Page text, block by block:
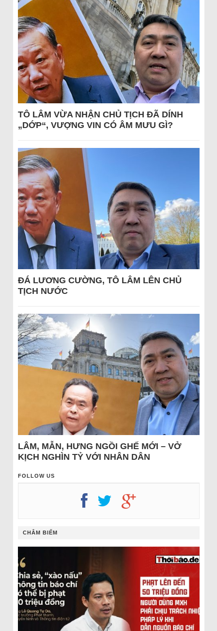
TÔ LÂM VỪA NHẬN CHỦ TỊCH ĐÃ DÍNH
„DỚP“, VƯỢNG VIN CÓ ÂM MƯU GÌ?
ĐÁ LƯƠNG CƯỜNG, TÔ LÂM LÊN CHỦ
TỊCH NƯỚC
LÂM, MẪN, HƯNG NGỒI GHẾ MỚI – VỞ
KỊCH NGHÌN TỶ VỚI NHÂN DÂN
FOLLOW US
CHÂM BIẾM